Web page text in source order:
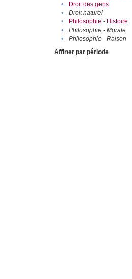
•
Droit des gens
•
Droit naturel
•
Philosophie - Histoire
•
Philosophie - Morale
•
Philosophie - Raison
Affiner par période